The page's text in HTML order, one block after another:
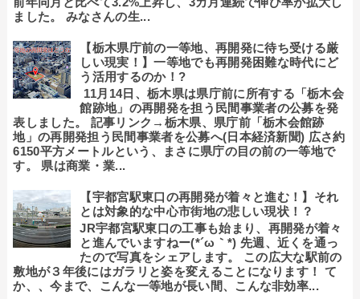
ました。 みなさんの生...
【栃木県庁前の一等地、再開発に待ち受ける厳
しい現実！】一等地でも再開発困難な時代にど
う活用するのか！?
11月14日、栃木県は県庁前に所有する「栃木会
館跡地」の再開発を担う民間事業者の公募を発
表しました。 記事リンク→栃木県、県庁前「栃木会館跡
地」の再開発担う民間事業者を公募へ(日本経済新聞) 広さ約
6150平方メートルという、まさに県庁の目の前の一等地で
す。 県は商業・業...
【宇都宮駅東口の再開発が着々と進む！】それ
とは対象的な中心市街地の悲しい現状！？
JR宇都宮駅東口の工事も始まり、再開発が着々
と進んでいますねー(*´ω｀*) 先週、近くを通っ
たので写真をシェアします。 この広大な駅前の
敷地が３年後にはガラリと姿を変えることになります！ て
か、、今まで、こんな一等地が長い間、こんな非効率...